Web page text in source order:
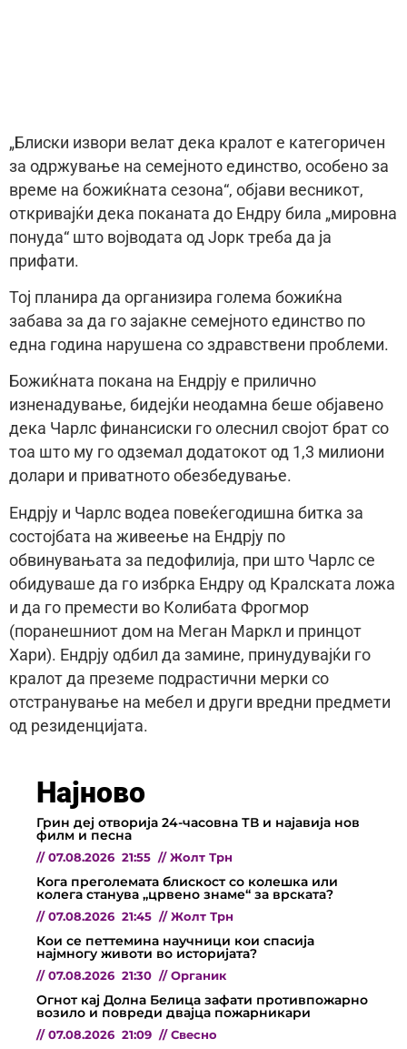
„Блиски извори велат дека кралот е категоричен
за одржување на семејното единство, особено за
време на божиќната сезона“, објави весникот,
откривајќи дека поканата до Ендру била „мировна
понуда“ што војводата од Јорк треба да ја
прифати.
Тој планира да организира голема божиќна
забава за да го зајакне семејното единство по
една година нарушена со здравствени проблеми.
Божиќната покана на Ендрју е прилично
изненадување, бидејќи неодамна беше објавено
дека Чарлс финансиски го олеснил својот брат со
тоа што му го одземал додатокот од 1,3 милиони
долари и приватното обезбедување.
Ендрју и Чарлс водеа повеќегодишна битка за
состојбата на живеење на Ендрју по
обвинувањата за педофилија, при што Чарлс се
обидуваше да го избрка Ендру од Кралската ложа
и да го премести во Колибата Фрогмор
(поранешниот дом на Меган Маркл и принцот
Хари). Ендрју одбил да замине, принудувајќи го
кралот да преземе подрастични мерки со
отстранување на мебел и други вредни предмети
од резиденцијата.
Најново
Грин деј отворија 24-часовна ТВ и најавија нов
филм и песна
// 07.08.2026 21:55 // Жолт Трн
Кога преголемата блискост со колешка или
колега станува „црвено знаме“ за врската?
// 07.08.2026 21:45 // Жолт Трн
Кои се петтемина научници кои спасија
најмногу животи во историјата?
// 07.08.2026 21:30 // Органик
Огнот кај Долна Белица зафати противпожарно
возило и повреди двајца пожарникари
// 07.08.2026 21:09 // Свесно